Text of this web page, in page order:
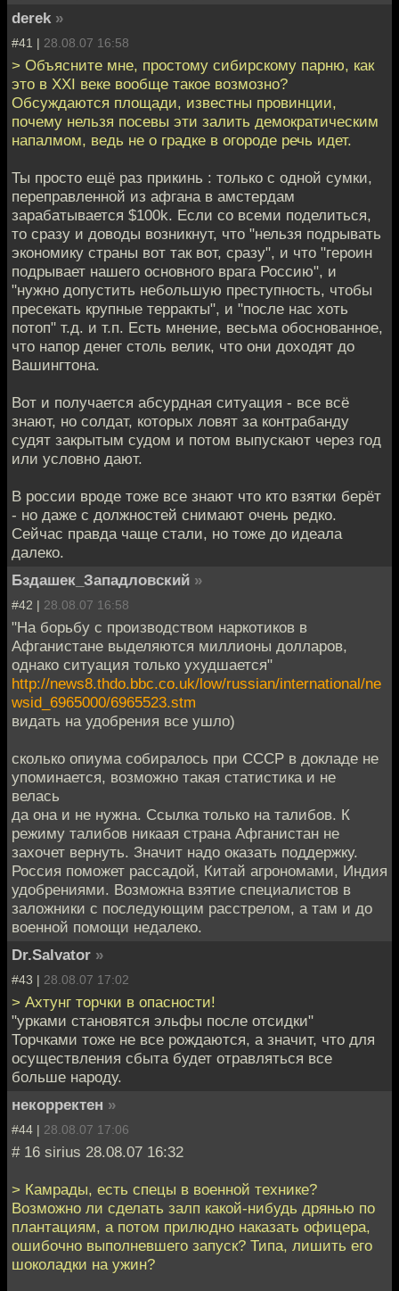
derek »
#41 | 28.08.07 16:58
> Объясните мне, простому сибирскому парню, как
это в XXI веке вообще такое возмозно?
Обсуждаются площади, известны провинции,
почему нельзя посевы эти залить демократическим
напалмом, ведь не о градке в огороде речь идет.
Ты просто ещё раз прикинь : только с одной сумки,
переправленной из афгана в амстердам
зарабатывается $100k. Если со всеми поделиться,
то сразу и доводы возникнут, что "нельзя подрывать
экономику страны вот так вот, сразу", и что "героин
подрывает нашего основного врага Россию", и
"нужно допустить небольшую преступность, чтобы
пресекать крупные терракты", и "после нас хоть
потоп" т.д. и т.п. Есть мнение, весьма обоснованное,
что напор денег столь велик, что они доходят до
Вашингтона.
Вот и получается абсурдная ситуация - все всё
знают, но солдат, которых ловят за контрабанду
судят закрытым судом и потом выпускают через год
или условно дают.
В россии вроде тоже все знают что кто взятки берёт
- но даже с должностей снимают очень редко.
Сейчас правда чаще стали, но тоже до идеала
далеко.
Бздашек_Западловский »
#42 | 28.08.07 16:58
"На борьбу с производством наркотиков в
Афганистане выделяются миллионы долларов,
однако ситуация только ухудшается"
http://news8.thdo.bbc.co.uk/low/russian/international/ne
wsid_6965000/6965523.stm
видать на удобрения все ушло)
сколько опиума собиралось при СССР в докладе не
упоминается, возможно такая статистика и не
велась
да она и не нужна. Ссылка только на талибов. К
режиму талибов никаая страна Афганистан не
захочет вернуть. Значит надо оказать поддержку.
Россия поможет рассадой, Китай агрономами, Индия
удобрениями. Возможна взятие специалистов в
заложники с последующим расстрелом, а там и до
военной помощи недалеко.
Dr.Salvator »
#43 | 28.08.07 17:02
> Ахтунг торчки в опасности!
"урками становятся эльфы после отсидки"
Торчками тоже не все рождаются, а значит, что для
осуществления сбыта будет отравляться все
больше народу.
некорректен »
#44 | 28.08.07 17:06
# 16 sirius 28.08.07 16:32
> Камрады, есть спецы в военной технике?
Возможно ли сделать залп какой-нибудь дрянью по
плантациям, а потом прилюдно наказать офицера,
ошибочно выполневшего запуск? Типа, лишить его
шоколадки на ужин?